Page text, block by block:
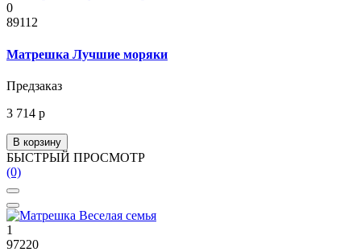
0
89112
Матрешка Лучшие моряки
Предзаказ
3 714 р
В корзину
БЫСТРЫЙ ПРОСМОТР
(0)
1
97220